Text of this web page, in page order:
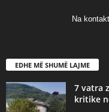
Na
EDHE MË SHUMË LAJME
7 vatra
kritike